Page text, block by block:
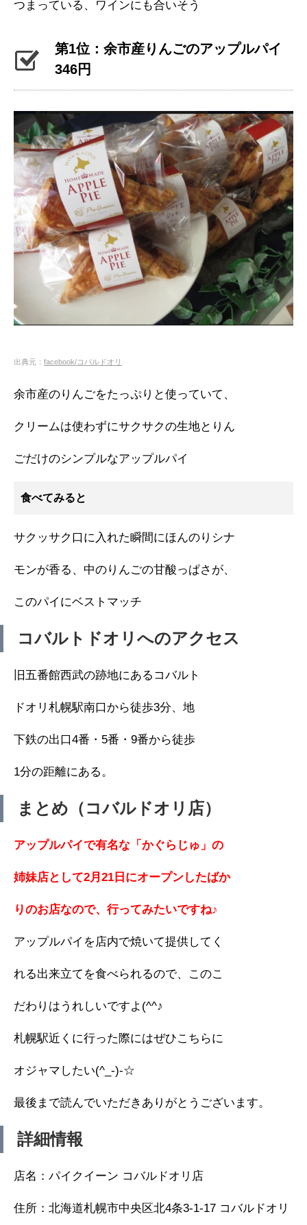
つまっている、ワインにも合いそう
第1位：余市産りんごのアップルパイ
346円
出典元： facebook/コバルドオリ
余市産のりんごをたっぷりと使っていて、
クリームは使わずにサクサクの生地とりん
ごだけのシンプルなアップルパイ
食べてみると
サクッサク口に入れた瞬間にほんのりシナ
モンが香る、中のりんごの甘酸っぱさが、
このパイにベストマッチ
コバルトドオリへのアクセス
旧五番館西武の跡地にあるコバルト
ドオリ札幌駅南口から徒歩3分、地
下鉄の出口4番・5番・9番から徒歩
1分の距離にある。
まとめ（コバルドオリ店）
アップルパイで有名な「かぐらじゅ」の
姉妹店として2月21日にオープンしたばか
りのお店なので、行ってみたいですね♪
アップルパイを店内で焼いて提供してく
れる出来立てを食べられるので、このこ
だわりはうれしいですよ(^^♪
札幌駅近くに行った際にはぜひこちらに
オジャマしたい(^_-)-☆
最後まで読んでいただきありがとうございます。
詳細情報
店名：パイクイーン コバルドオリ店
住所：北海道札幌市中央区北4条3-1-17 コバルドオリ